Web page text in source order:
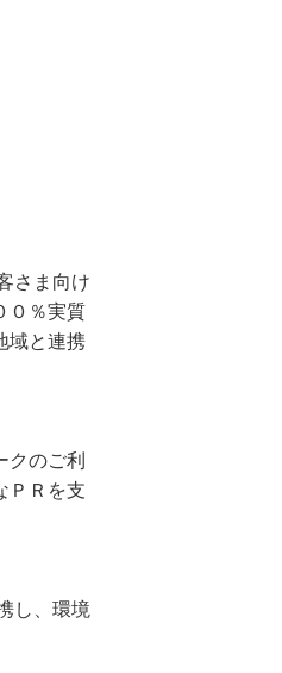
さま向け
０％実質
域と連携
のご利
ＰＲを支
し、環境